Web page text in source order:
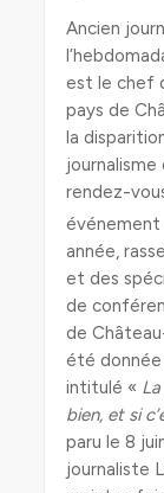
Ancien
est le chef
pays de
la
journalisme
rendez-
événement
année,
et des
de
de
été
intitulé «
bien, et si
paru le 8
journaliste